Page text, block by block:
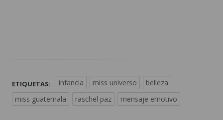
ETIQUETAS: infancia miss universo
belleza
miss guatemala
raschel paz mensaje emotivo